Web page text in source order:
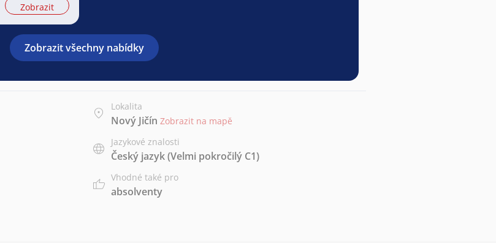
Zobrazit
Zobrazit všechny nabídky
Lokalita
Nový Jičín Zobrazit na mapě
Jazykové znalosti
Český jazyk(Velmi pokročilý C1)
Vhodné také pro
absolventy